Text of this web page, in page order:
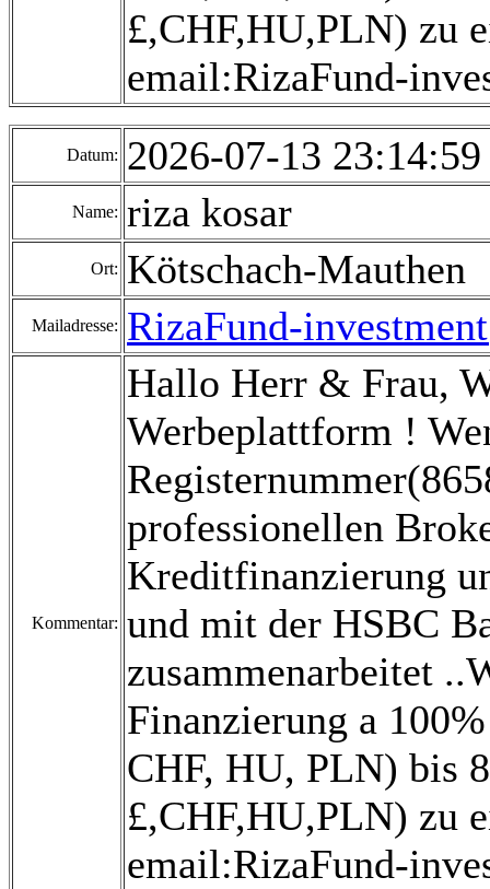
£,CHF,HU,PLN) zu
email:RizaFund-
Datum: 2026-07-13
Name: riza kosar
Ort: Kötschach-Mauthen
Mailadresse: RizaFund-
Kommentar:
Hallo Herr & Frau,
Werbeplattform !
professionellen
Kreditfinanzierung
und mit der HSBC
zusammenarbeitet
Finanzierung a
CHF, HU, PLN) bis
£,CHF,HU,PLN) zu
email:RizaFund-